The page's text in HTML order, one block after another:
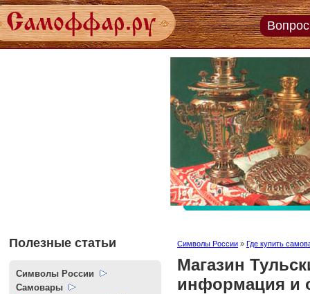
тесты
«В
Полезные статьи
Символы России
Самовары
Символы России » Где купить
Магазин
информация и